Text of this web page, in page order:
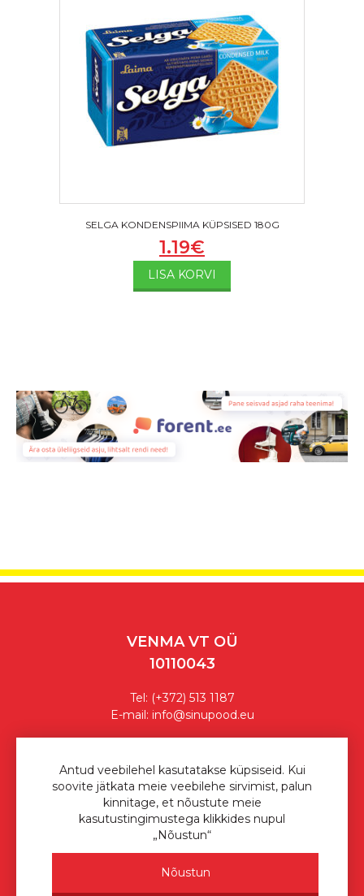
SELGA KONDENSPIIMA KÜPSISED 180G
1.19€
LISA KORVI
VENMA VT OÜ
10110043
Tel: (+372) 513 1187
E-mail: info@sinupood.eu
Ostutingimused
Privaatsuspoliitika
Sinu Pood © 2026
Antud veebilehel kasutatakse küpsiseid. Kui
soovite jätkata meie veebilehe sirvimist, palun
kinnitage, et nõustute meie
kasutustingimustega klikkides nupul
„Nõustun“
Nõustun